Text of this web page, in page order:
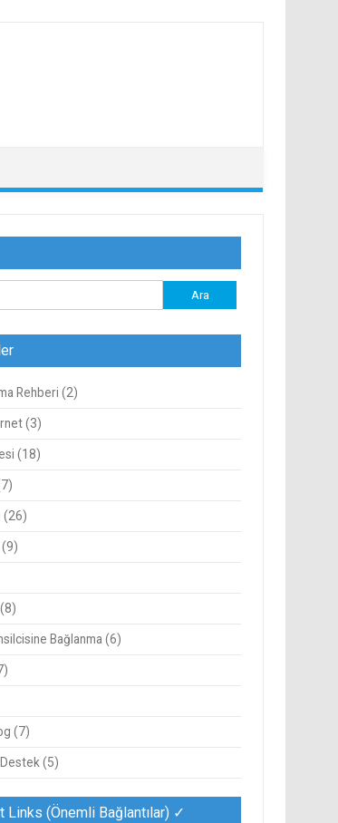
Rehberi (2)
(3)
(18)
(26)
(9)
(8)
Bağlanma (6)
(7)
(5)
Links (Önemli Bağlantılar) ✓